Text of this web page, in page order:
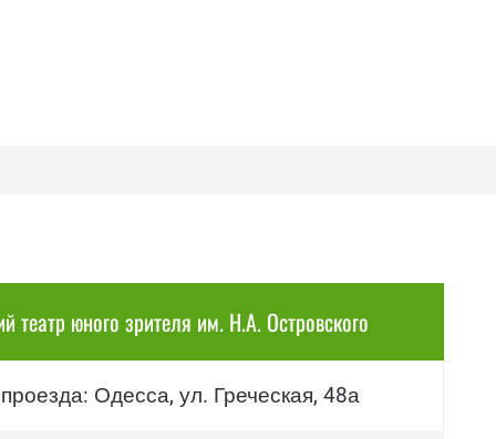
театр юного зрителя им. Н.А. Островского
Одесса, ул. Греческая, 48а